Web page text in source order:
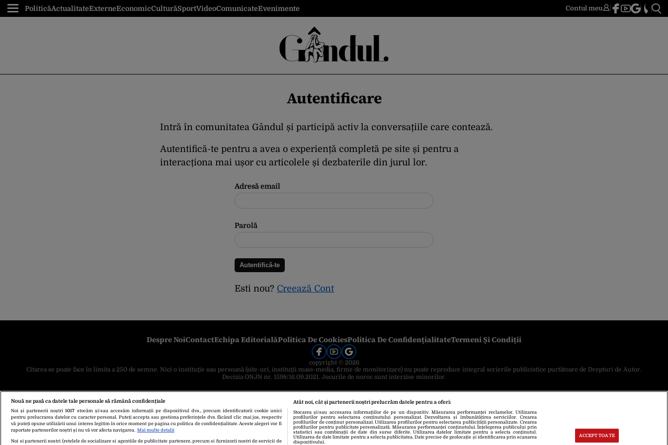
PoliticăActualitateExterneEconomicCulturăSportVideoComunicateEvenimente Contul meu
Autentificare
Intră în comunitatea Gândul și participă activ la conversațiile care contează.
Autentifică-te pentru a avea o experiență completă pe site și pentru a
interacționa mai ușor cu articolele și dezbaterile din jurul lor.
Adresă email
Parolă
Esti nou? Creează Cont
Despre NoiContactEchipa EditorialăPolitica De CookiesPolitica De ConfidențialitateTermeni Și Condiții
copyright © 2026
Citarea se poate face în limita a 250 de semne. Nici o instituţie sau persoană (site-uri, instituţii mass-media, firme de monitorizare) nu poate reproduce integral scrierile publicistice purtătoare de Drepturi de Autor.
Decizia ONJN nr. 1598/16.09.2021. Jocurile de noroc sunt interzise minorilor.